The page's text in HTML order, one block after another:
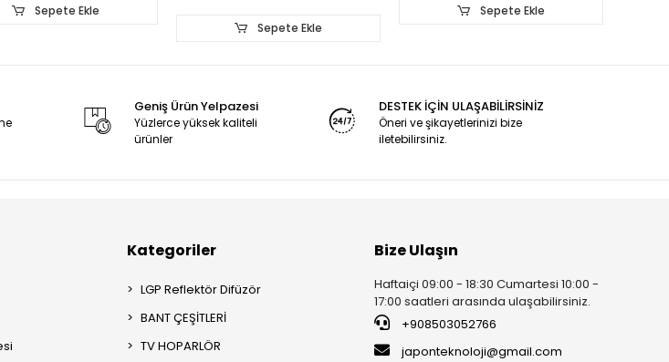
Sepete Ekle
Sepete Ekle
Sepete Ekle
Geniş Ürün Yelpazesi
Yüzlerce yüksek kaliteli
ürünler
DESTEK İÇİN ULAŞABİLİRSİNİZ
Öneri ve şikayetlerinizi bize
iletebilirsiniz.
Kategoriler
LGP Reflektör Difüzör
BANT ÇEŞİTLERİ
TV HOPARLÖR
Bize Ulaşın
Haftaiçi 09:00 - 18:30 Cumartesi 10:00 -
17:00 saatleri arasında ulaşabilirsiniz.
+908503052766
japonteknoloji@gmail.com